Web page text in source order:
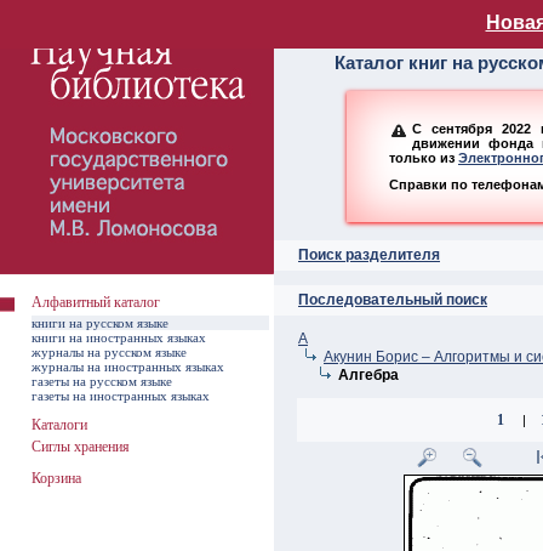
Алфавитный
Каталог книг на
С сентября 2022
движении фонда
только из
Справки по
Поиск разделителя
Последовательный поиск
А
Акунин Борис – Алгоритмы и
Алгебра
1 |
Алфавитный каталог
книги на русском языке
книги на иностранных языках
журналы на русском языке
журналы на иностранных языках
газеты на русском языке
газеты на иностранных языках
Каталоги
Сиглы хранения
Корзина